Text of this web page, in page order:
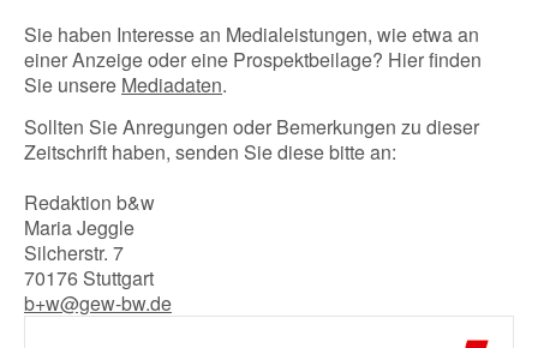
Sie haben Interesse an Medialeistungen, wie etwa an
einer Anzeige oder eine Prospektbeilage? Hier finden
Sie unsere Mediadaten.
Sollten Sie Anregungen oder Bemerkungen zu dieser
Zeitschrift haben, senden Sie diese bitte an:
Redaktion b&w
Maria Jeggle
Silcherstr. 7
70176 Stuttgart
b+w@gew-bw.de